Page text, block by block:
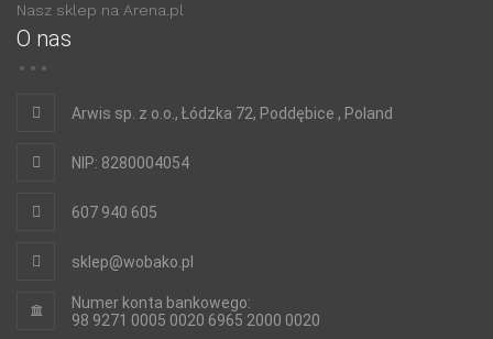
Nasz sklep na Arena.pl
O nas
Arwis sp. z o.o., Łódzka 72, Poddębice , Poland
NIP: 8280004054
607 940 605
sklep@wobako.pl
Numer konta bankowego:
98 9271 0005 0020 6965 2000 0020